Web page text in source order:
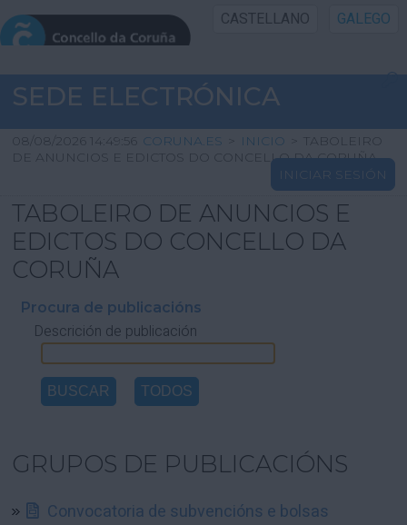
CASTELLANO GALEGO
INICIO SEDE
INICIO
INFORMACIÓN PÚBLICA
CARTAFOL CIDADÁN
AXUDA
SEDE ELECTRÓNICA
08/08/2026 14:49:56 CORUNA.ES > INICIO > TABOLEIRO
DE ANUNCIOS E EDICTOS DO CONCELLO DA CORUÑA
INICIAR SESIÓN
TABOLEIRO DE ANUNCIOS E
EDICTOS DO CONCELLO DA
CORUÑA
Procura de publicacións
Descrición de publicación
GRUPOS DE PUBLICACIÓNS
Convocatoria de subvencións e bolsas